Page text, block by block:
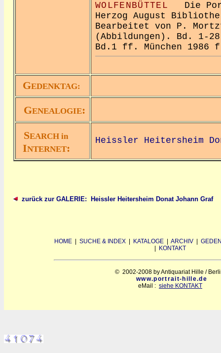
WOLFENBÜTTEL Die
Herzog August
Bearbeitet von P.
(Abbildungen). Bd. 1-
Bd.1 ff. München 1986
GEDENKTAG:
GENEALOGIE:
SEARCH in
INTERNET:
Heissler Heitersheim
zurück zur GALERIE: Heissler Heitersheim Donat Johann Graf
HOME SUCHE & INDEX KATALOGE ARCHIV
KONTAKT
© 2002-2008 by Antiquariat Hille /
www.portrait-hille.de
eMail : siehe KONTAKT